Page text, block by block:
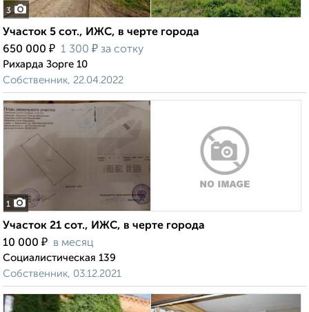
3
Участок 5 сот., ИЖС, в черте города
650 000 ₽ 1 300 ₽ за сотку
Рихарда Зорге 10
Собственник, 22.04.2022
1
Участок 21 сот., ИЖС, в черте города
10 000 ₽ в месяц
Социалистическая 139
Собственник, 03.12.2021